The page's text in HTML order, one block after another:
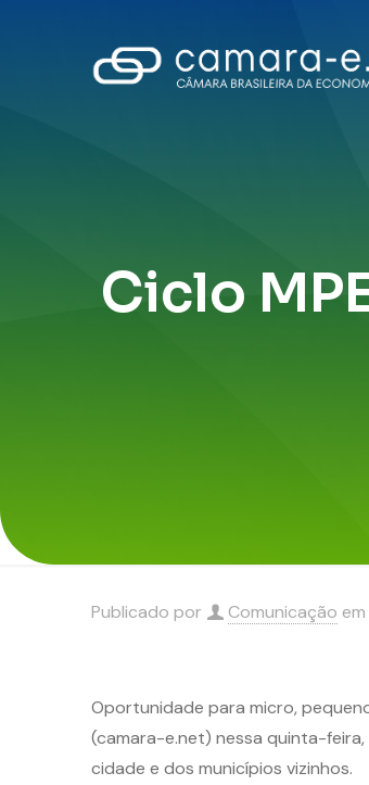
Ciclo
Publicado por Comunicação em
Oportunidade para micro,
(camara-e.net) nessa quinta-
cidade e dos municípios vizinhos.